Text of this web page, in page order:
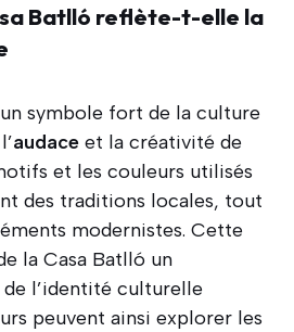
Batlló reflète-t-elle la
symbole fort de la culture
audace et la créativité de
et les couleurs utilisés
des traditions locales, tout
modernistes. Cette
la Casa Batlló un
l’identité culturelle
peuvent ainsi explorer les